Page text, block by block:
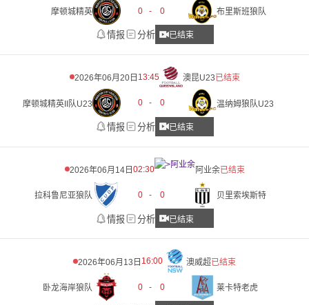
摩顿城精英 0 - 0 布里斯班狼队
情报 分析 已结束
2026年06月20日 13:45 澳昆U23已结束
摩顿城精英II队U23 0 - 0 温纳姆狼队U23
情报 分析 已结束
2026年06月14日 02:30 阿业余已结束
拉科鲁尼亚狼队 0 - 0 贝里索埃斯特
情报 分析 已结束
2026年06月13日 16:00 澳威超已结束
卧龙海岸狼队 0 - 0 莱卡特老虎